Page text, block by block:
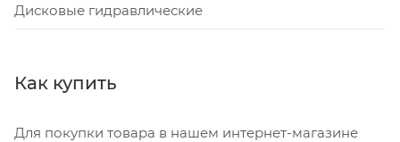
Дисковые гидравлические
Как купить
Для покупки товара в нашем интернет-магазине